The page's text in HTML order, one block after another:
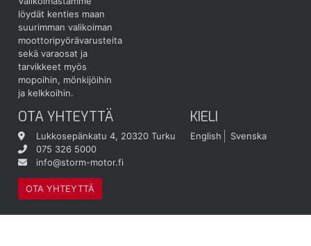
löydät kenties maan
suurimman valikoiman
moottoripyörävarusteita
sekä varaosat ja
tarvikkeet myös
mopoihin, mönkijöihin
ja kelkkoihin.
OTA YHTEYTTÄ
Lukkosepänkatu 4, 20320 Turku
075 326 5000
info@storm-motor.fi
OTA YHTEYTTÄ
KIELI
English Svenska